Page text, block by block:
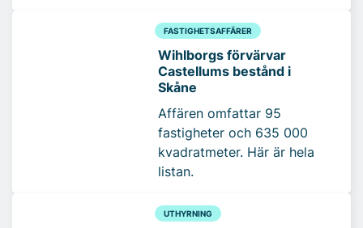
FASTIGHETSAFFÄRER
Wihlborgs förvärvar
Castellums bestånd i
Skåne
Affären omfattar 95
fastigheter och 635 000
kvadratmeter. Här är hela
listan.
UTHYRNING